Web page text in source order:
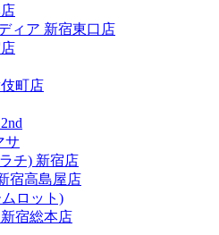
ィア 新宿東口店
町店
サ
チ) 新宿店
宿高島屋店
ロット)
宿総本店